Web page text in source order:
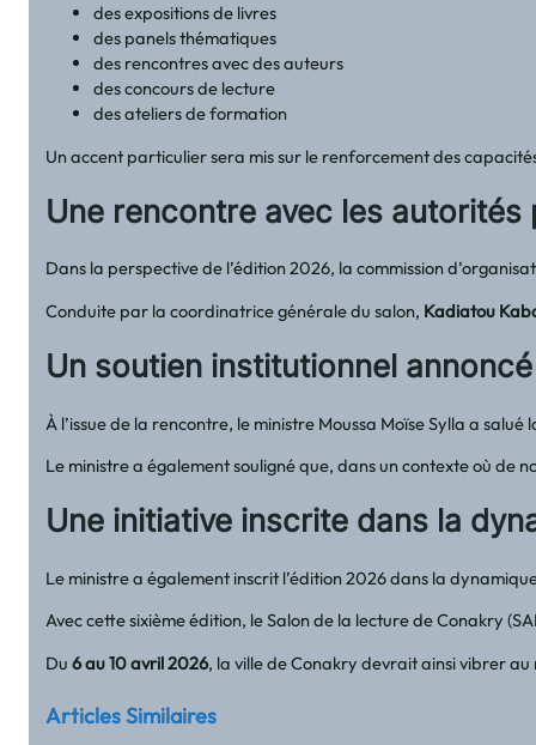
des expositions de livres
des panels thématiques
des rencontres avec des auteurs
des concours de lecture
des ateliers de formation
Un accent particulier sera mis sur le renforcement des
Une rencontre avec les
Dans la perspective de l’édition 2026, la commission
Conduite par la coordinatrice générale du salon, Kadiatou
Un soutien institutionnel annoncé
À l’issue de la rencontre, le ministre Moussa Moïse Sylla a
Le ministre a également souligné que, dans un contexte où de
Une initiative inscrite dans la
Le ministre a également inscrit l’édition 2026 dans la
Avec cette sixième édition, le Salon de la lecture de Conakry
Du6 au 10 avril 2026, la ville de Conakry devrait ainsi vibrer
Articles Similaires